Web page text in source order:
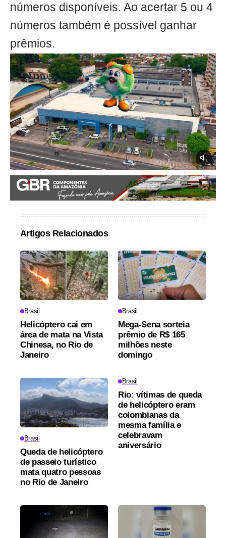
números disponíveis. Ao acertar 5 ou 4
números também é possível ganhar
prêmios.
Artigos Relacionados
Brasil
Helicóptero cai em
área de mata na Vista
Chinesa, no Rio de
Janeiro
Brasil
Mega-Sena sorteia
prêmio de R$ 165
milhões neste
domingo
Brasil
Queda de helicóptero
de passeio turístico
mata quatro pessoas
no Rio de Janeiro
Brasil
Rio: vítimas de queda
de helicóptero eram
colombianas da
mesma família e
celebravam
aniversário